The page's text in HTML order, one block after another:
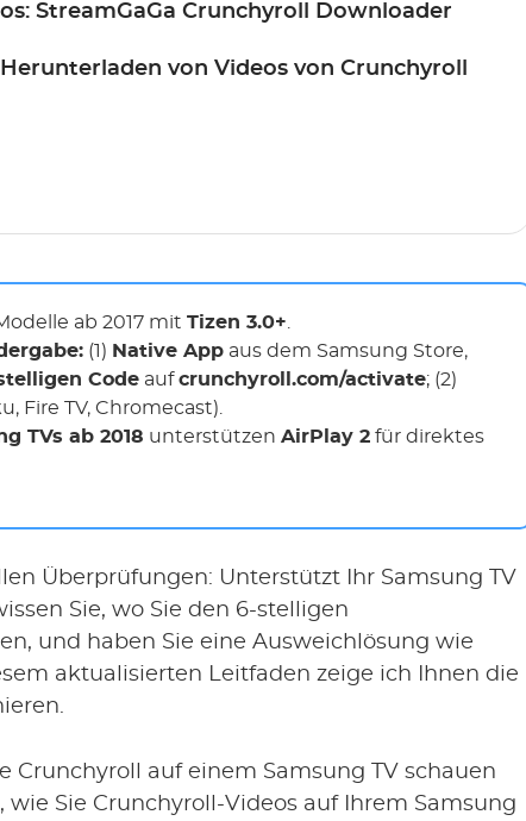
StreamGaGa Crunchyroll Downloader
von Videos von Crunchyroll
ab 2017 mit Tizen 3.0+
(1) Native App aus dem Samsung Store,
Code aufcrunchyroll.com/activate; (2)
Fire TV, Chromecast).
TVs ab 2018 unterstützen AirPlay 2 für direktes
Überprüfungen: Unterstützt Ihr Samsung TV
Sie, wo Sie den 6-stelligen
und haben Sie eine Ausweichlösung wie
aktualisierten Leitfaden zeige ich Ihnen die
Crunchyroll auf einem Samsung TV schauen
Sie Crunchyroll-Videos auf Ihrem Samsung